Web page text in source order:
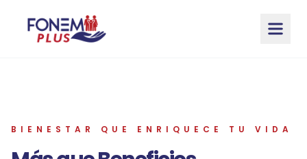
BIENESTAR QUE ENRIQUECE TU VIDA